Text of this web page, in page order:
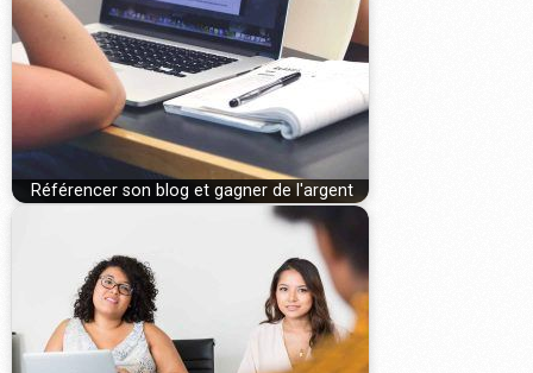
Référencer son blog et gagner de l'argent